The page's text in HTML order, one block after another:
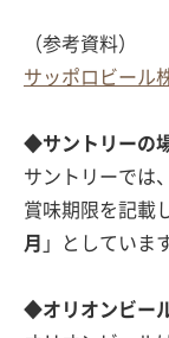
（参考資料）
サッポロビール
◆サントリーの
サントリーでは
賞味期限を記載
月 」としていま
◆オリオンビー